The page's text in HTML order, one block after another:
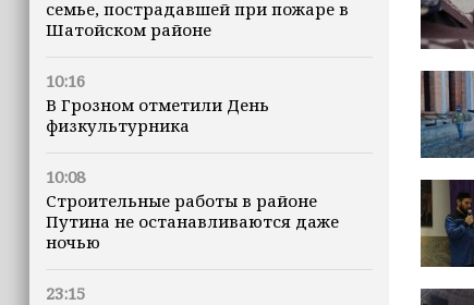
семье, пострадавшей при пожаре в
Шатойском районе
10:16
В Грозном отметили День
физкультурника
10:08
Строительные работы в районе
Путина не останавливаются даже
ночью
23:15